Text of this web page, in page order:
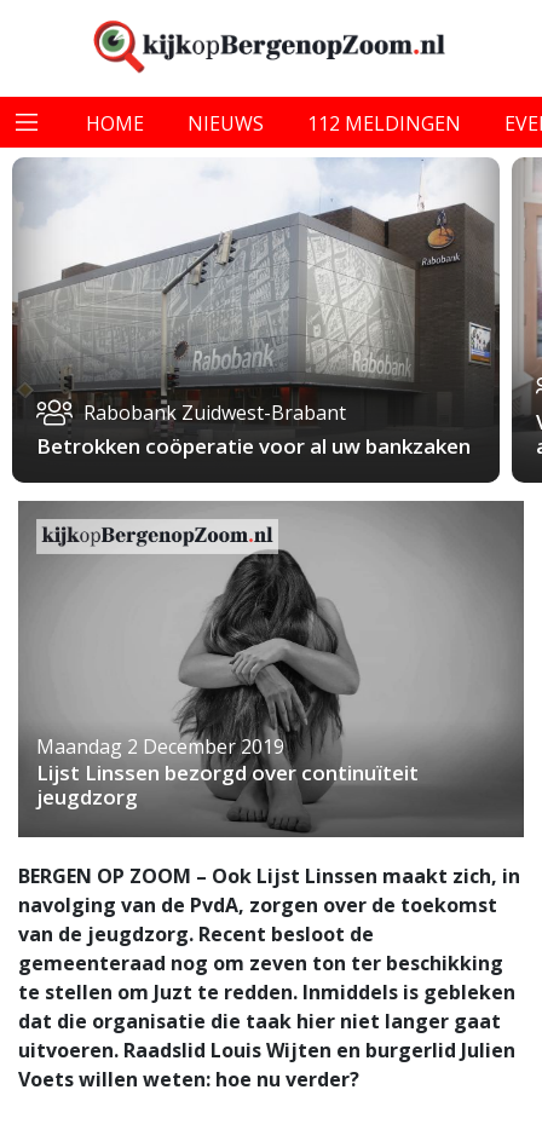
HOME NIEUWS 112 MELDINGEN
Rabobank Zuidwest-Brabant
Betrokken coöperatie voor al uw bankzaken
Maandag 2 December 2019
Lijst Linssen bezorgd over continuïteit
jeugdzorg
BERGEN OP ZOOM – Ook Lijst Linssen maakt zich, in
navolging van de PvdA, zorgen over de toekomst
van de jeugdzorg. Recent besloot de
gemeenteraad nog om zeven ton ter beschikking
te stellen om Juzt te redden. Inmiddels is gebleken
dat die organisatie die taak hier niet langer gaat
uitvoeren. Raadslid Louis Wijten en burgerlid Julien
Voets willen weten: hoe nu verder?